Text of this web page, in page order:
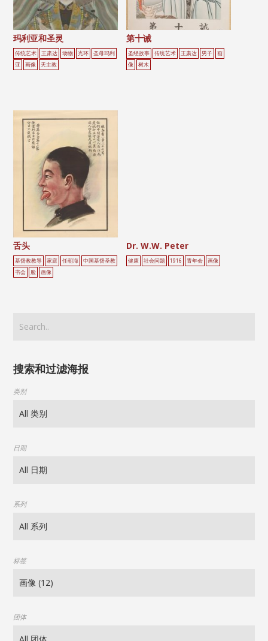
玛利亚和圣灵
传统艺术 王肃达 动物 光环
圣母玛利
亚
画像 天主教
第十诫
圣经故事 传统艺术 王肃达 男子
画
像
树木
舌头
基督教教导 家庭 任朝海
中国基督圣教
书会
脸 画像
Dr. W.W. Peter
健康 社会问题 1916 青年会 画像
搜索和过滤海报
类别
日期
系列
标签
团体